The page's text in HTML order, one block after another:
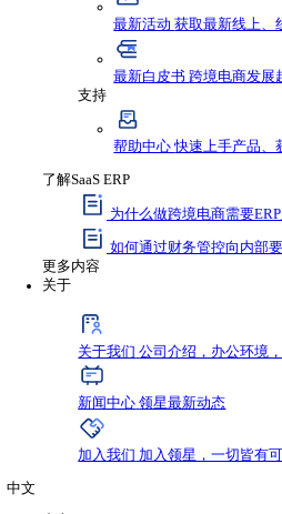
资源
最新活动获取最
最新白皮书跨境
支持
了解SaaS ERP
为什么做跨境电商
更多内容